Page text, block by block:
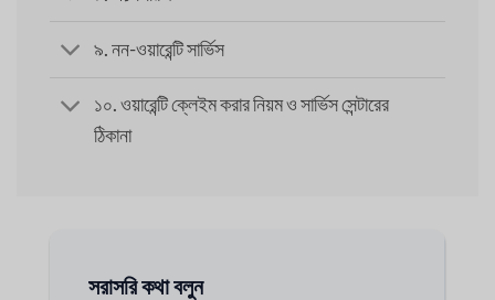
৯. নন-ওয়ারেন্টি সার্ভিস
১০. ওয়ারেন্টি ক্লেইম করার নিয়ম ও সার্ভিস সেন্টারের
ঠিকানা
সরাসরি কথা বলুন